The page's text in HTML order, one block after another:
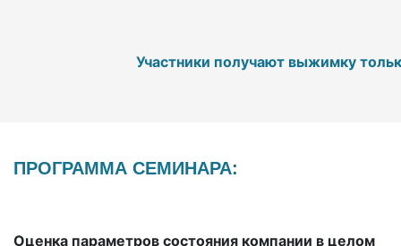
Участники получают выжимку
ПРОГРАММА СЕМИНАРА:
Оценка параметров состояния компании в целом